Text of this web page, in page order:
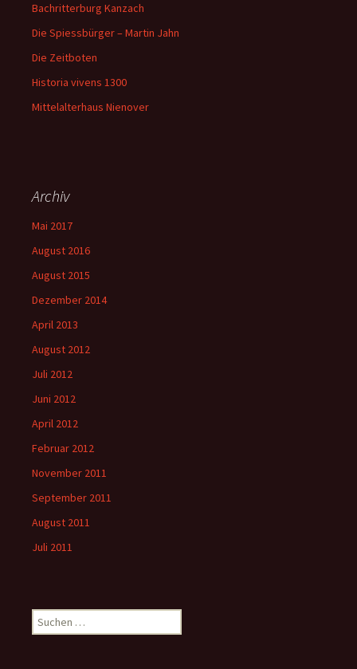
Bachritterburg Kanzach
Die Spiessbürger – Martin Jahn
Die Zeitboten
Historia vivens 1300
Mittelalterhaus Nienover
Archiv
Mai 2017
August 2016
August 2015
Dezember 2014
April 2013
August 2012
Juli 2012
Juni 2012
April 2012
Februar 2012
November 2011
September 2011
August 2011
Juli 2011
Suchen
nach: